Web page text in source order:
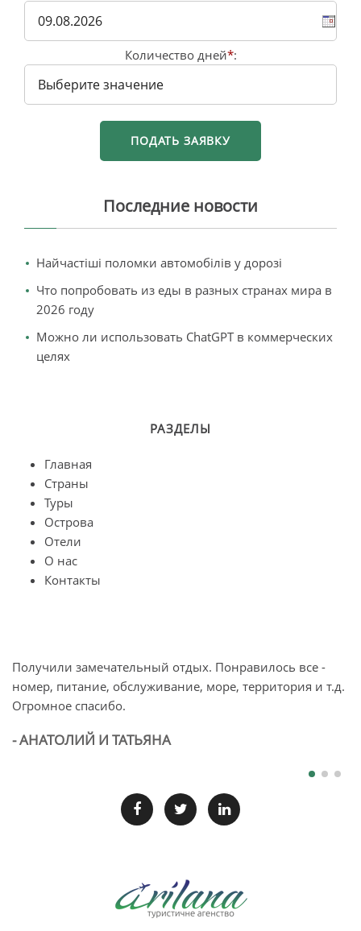
Количество дней*:
Последние новости
Найчастіші поломки автомобілів у дорозі
Что попробовать из еды в разных странах мира в
2026 году
Можно ли использовать ChatGPT в коммерческих
целях
РАЗДЕЛЫ
Главная
Страны
Туры
Острова
Отели
О нас
Контакты
Получили замечательный отдых. Понравилось все -
номер, питание, обслуживание, море, территория и т.д.
Огромное спасибо.
- АНАТОЛИЙ И ТАТЬЯНА